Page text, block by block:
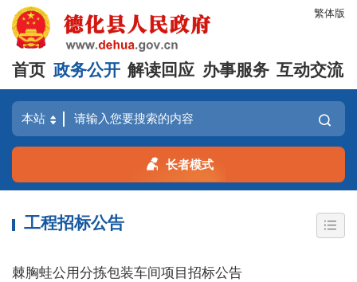
繁体版
首页 政务公开 解读回应 办事服务 互动交流
长者模式
工程招标公告
棘胸蛙公用分拣包装车间项目招标公告